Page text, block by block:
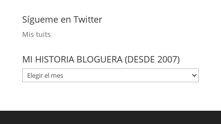
Sígueme en Twitter
Mis tuits
MI HISTORIA BLOGUERA (DESDE 2007)
MI
HISTORIA